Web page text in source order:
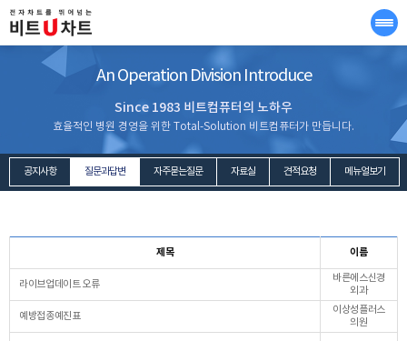
An Operation Division Introduce
Since 1983 비트컴퓨터의 노하우
효율적인 병원 경영을 위한 Total-Solution 비트컴퓨터가 만듭니다.
공지사항 질문과답변 자주묻는질문 자료실 견적요청 메뉴얼보기
제목 이름
라이브업데이트 오류
바른에스신경
외과
예방접종예진표
이상성플러스
의원